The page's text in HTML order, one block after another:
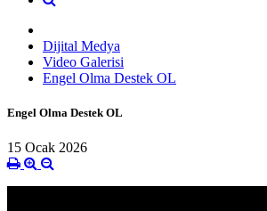
Dijital Medya
Video Galerisi
Engel Olma Destek OL
Engel Olma Destek OL
15 Ocak 2026